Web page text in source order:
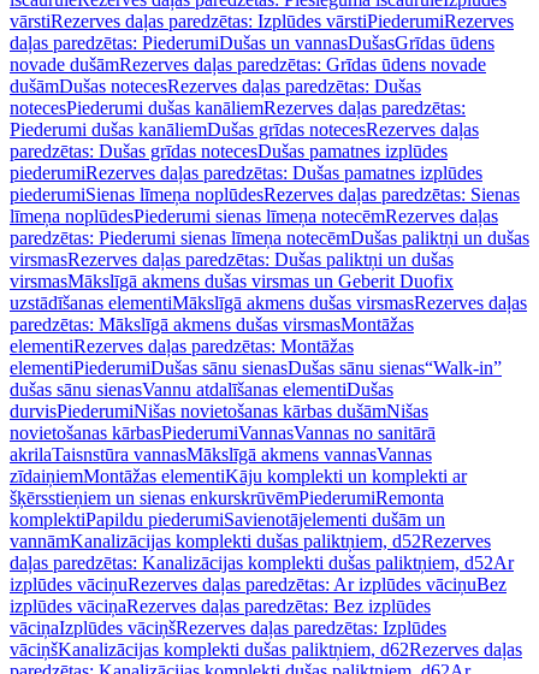
vārstiRezerves daļas paredzētas: Izplūdes vārstiPiederumiRezerves
daļas paredzētas: PiederumiDušas un vannasDušasGrīdas ūdens
novade dušāmRezerves daļas paredzētas: Grīdas ūdens novade
dušāmDušas notecesRezerves daļas paredzētas: Dušas
notecesPiederumi dušas kanāliemRezerves daļas paredzētas:
Piederumi dušas kanāliemDušas grīdas notecesRezerves daļas
paredzētas: Dušas grīdas notecesDušas pamatnes izplūdes
piederumiRezerves daļas paredzētas: Dušas pamatnes izplūdes
piederumiSienas līmeņa noplūdesRezerves daļas paredzētas: Sienas
līmeņa noplūdesPiederumi sienas līmeņa notecēmRezerves daļas
paredzētas: Piederumi sienas līmeņa notecēmDušas paliktņi un dušas
virsmasRezerves daļas paredzētas: Dušas paliktņi un dušas
virsmasMākslīgā akmens dušas virsmas un Geberit Duofix
uzstādīšanas elementiMākslīgā akmens dušas virsmasRezerves daļas
paredzētas: Mākslīgā akmens dušas virsmasMontāžas
elementiRezerves daļas paredzētas: Montāžas
elementiPiederumiDušas sānu sienasDušas sānu sienas“Walk-in”
dušas sānu sienasVannu atdalīšanas elementiDušas
durvisPiederumiNišas novietošanas kārbas dušāmNišas
novietošanas kārbasPiederumiVannasVannas no sanitārā
akrilaTaisnstūra vannasMākslīgā akmens vannasVannas
zīdaiņiemMontāžas elementiKāju komplekti un komplekti ar
šķērsstieņiem un sienas enkurskrūvēmPiederumiRemonta
komplektiPapildu piederumiSavienotājelementi dušām un
vannāmKanalizācijas komplekti dušas paliktņiem, d52Rezerves
daļas paredzētas: Kanalizācijas komplekti dušas paliktņiem, d52Ar
izplūdes vāciņuRezerves daļas paredzētas: Ar izplūdes vāciņuBez
izplūdes vāciņaRezerves daļas paredzētas: Bez izplūdes
vāciņaIzplūdes vāciņšRezerves daļas paredzētas: Izplūdes
vāciņšKanalizācijas komplekti dušas paliktņiem, d62Rezerves daļas